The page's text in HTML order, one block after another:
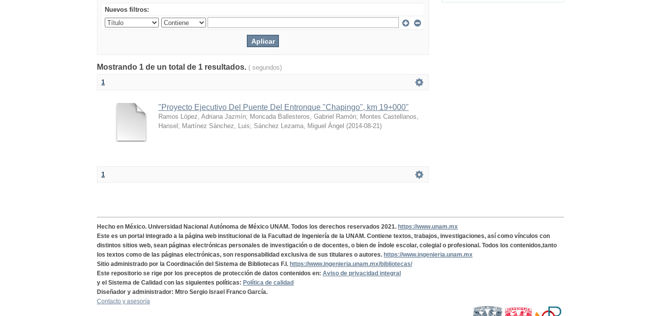
Nuevos filtros:
Mostrando 1 de un total de 1 resultados. ( segundos)
1
"Proyecto Ejecutivo Del Puente Del Entronque "Chapingo", km 19+000"
Ramos López, Adriana Jazmín; Moncada Ballesteros, Gabriel Ramón; Montes Castellanos,
Hansel ; Martínez Sánchez, Luis; Sánchez Lezama, Miguel Ángel (2014-08-21)
1
Hecho en México. Universidad Nacional Autónoma de México UNAM. Todos los derechos reservados 2021. https://www.unam.mx
Este es un portal integrado a la página web institucional de la Facultad de Ingeniería de la UNAM. Contiene textos, trabajos, investigaciones, así como vínculos con
distintos sitios web, sean páginas electrónicas personales de investigación o de docentes, o bien de índole escolar, colegial o profesional. Todos los contenidos,tanto
los textos como de las páginas electrónicas, son responsabilidad exclusiva de sus titulares o autores. https://www.ingenieria.unam.mx
Sitio administrado por la Coordinación del Sistema de Bibliotecas F.I. https://www.ingenieria.unam.mx/bibliotecas/
Este repositorio se rige por los preceptos de protección de datos contenidos en: Aviso de privacidad integral
y el Sistema de Calidad con las siguientes políticas: Política de calidad
Diseñador y administrador: Mtro Sergio Israel Franco García.
Contacto y asesoría